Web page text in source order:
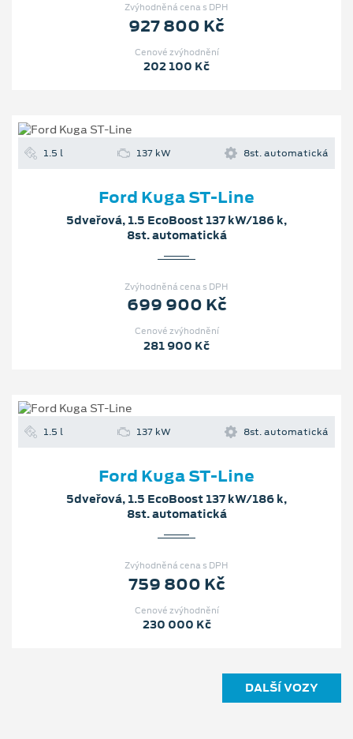
Zvýhodněná cena s DPH
927 800 Kč
Cenové zvýhodnění
202 100 Kč
1.5 l 137 kW 8st. automatická
Ford Kuga ST-Line
5dveřová, 1.5 EcoBoost 137 kW/186 k,
8st. automatická
Zvýhodněná cena s DPH
699 900 Kč
Cenové zvýhodnění
281 900 Kč
1.5 l 137 kW 8st. automatická
Ford Kuga ST-Line
5dveřová, 1.5 EcoBoost 137 kW/186 k,
8st. automatická
Zvýhodněná cena s DPH
759 800 Kč
Cenové zvýhodnění
230 000 Kč
DALŠÍ VOZY